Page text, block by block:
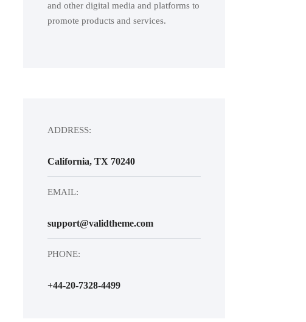
and other digital media and platforms to
promote products and services.
ADDRESS:
California, TX 70240
EMAIL:
support@validtheme.com
PHONE:
+44-20-7328-4499